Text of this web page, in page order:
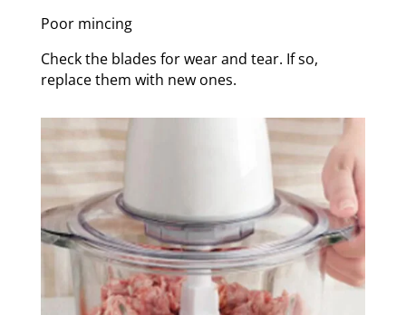
Poor mincing
Check the blades for wear and tear. If so,
replace them with new ones.